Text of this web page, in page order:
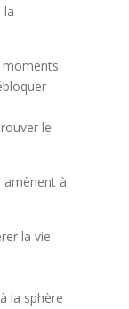
la
moments
le
amènent à
la vie
la sphère